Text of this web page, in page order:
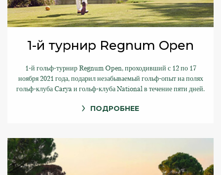
1-й турнир Regnum Open
1-й гольф-турнир Regnum Open, проходивший с 12 по 17
ноября 2021 года, подарил незабываемый гольф-опыт на полях
гольф-клуба Carya и гольф-клуба National в течение пяти дней.
ПОДРОБНЕЕ